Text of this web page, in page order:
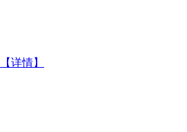
【详情】